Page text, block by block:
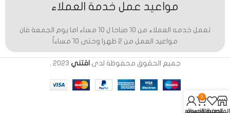
مواعيد عمل خدمة العملاء
تعمل خدمه العملاء من 10 صباحا ل 10 مساء اما يوم الجمعة فان
مواعيد العمل من 2 ظهرا وحتى 10 مساءاً
جميع الحقوق محفوظة لدى اقتني 2023
المتجر
المفضلة
0
عربة التسوق
حسابي